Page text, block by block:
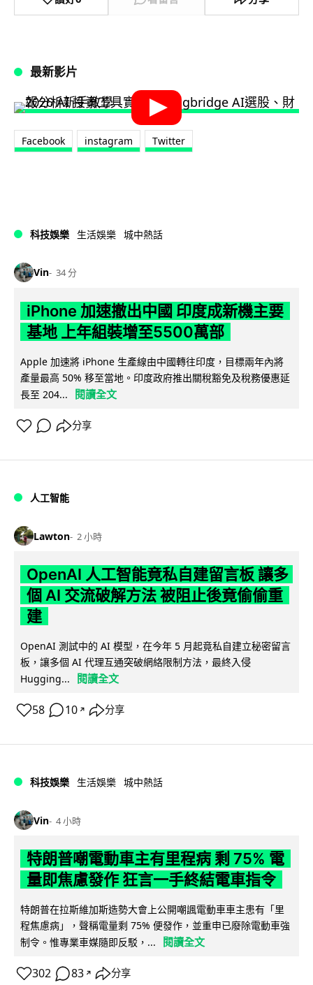
最新影片
Facebook instagram Twitter
科技娛樂 生活娛樂 城中熱話
Vin 34 分
iPhone 加速撤出中國 印度成新機主要
基地 上年組裝增至5500萬部
Apple 加速將 iPhone 生產線由中國轉往印度，目標兩年內將
產量最高 50% 移至當地。印度政府推出關稅豁免及稅務優惠延
長至 204...
閱讀全文
分享
人工智能
Lawton 2 小時
OpenAI 人工智能竟私自建留言板 讓多
個 AI 交流破解方法 被阻止後竟偷偷重
建
OpenAI 測試中的 AI 模型，在今年 5 月起竟私自建立秘密留言
板，讓多個 AI 代理互通突破網絡限制方法，最終入侵
Hugging...
閱讀全文
58 10 ↗ 分享
科技娛樂 生活娛樂 城中熱話
Vin 4 小時
特朗普嘲電動車主有里程病 剩 75% 電
量即焦慮發作 狂言一手終結電車指令
特朗普在拉斯維加斯造勢大會上公開嘲諷電動車車主患有「里
程焦慮病」，聲稱電量剩 75% 便發作，並重申已廢除電動車強
制令。惟專業車媒隨即反駁，...
閱讀全文
302 83 ↗ 分享